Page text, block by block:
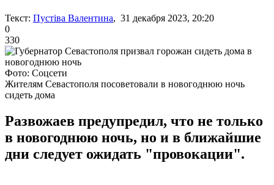
Текст: Пустіва Валентина, 31 декабря 2023, 20:20
0
330
Фото: Соцсети
Жителям Севастополя посоветовали в новогоднюю ночь
сидеть дома
Развожаев предупредил, что не только
в новогоднюю ночь, но и в ближайшие
дни следует ожидать "провокации".